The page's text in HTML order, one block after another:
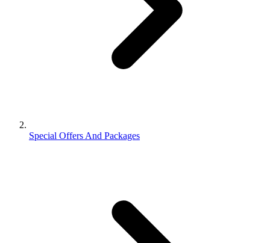
Special Offers And Packages